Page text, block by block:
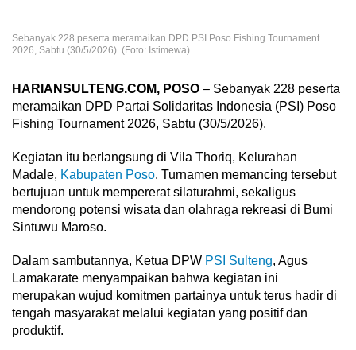
Sebanyak 228 peserta meramaikan DPD PSI Poso Fishing Tournament
2026, Sabtu (30/5/2026). (Foto: Istimewa)
HARIANSULTENG.COM, POSO – Sebanyak 228 peserta
meramaikan DPD Partai Solidaritas Indonesia (PSI) Poso
Fishing Tournament 2026, Sabtu (30/5/2026).
Kegiatan itu berlangsung di Vila Thoriq, Kelurahan
Madale, Kabupaten Poso. Turnamen memancing tersebut
bertujuan untuk mempererat silaturahmi, sekaligus
mendorong potensi wisata dan olahraga rekreasi di Bumi
Sintuwu Maroso.
Dalam sambutannya, Ketua DPW PSI Sulteng, Agus
Lamakarate menyampaikan bahwa kegiatan ini
merupakan wujud komitmen partainya untuk terus hadir di
tengah masyarakat melalui kegiatan yang positif dan
produktif.